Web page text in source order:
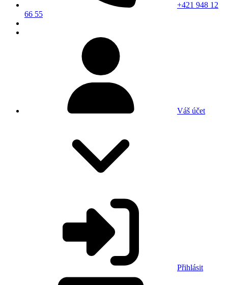
+421 948 12
66 55
Váš účet
Přihlásit